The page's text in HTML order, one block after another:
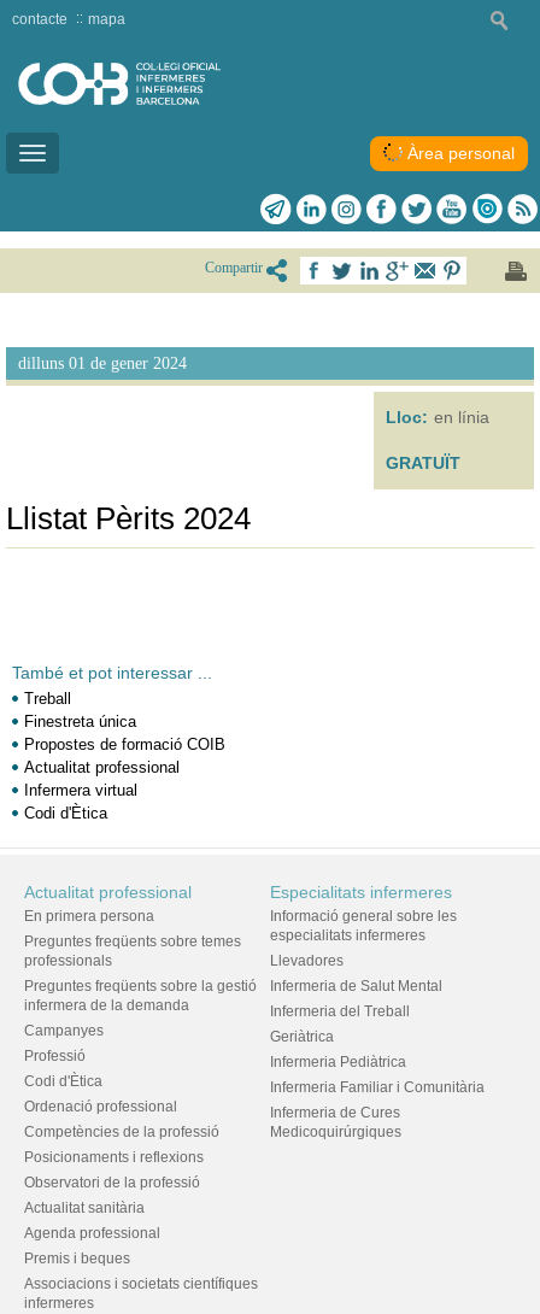
Toggle
contacte mapa
Àrea personal
Compartir
dilluns 01 de gener 2024
Lloc: en línia
GRATUÏT
Llistat Pèrits 2024
També et pot interessar ...
Treball
Finestreta única
Propostes de formació COIB
Actualitat professional
Infermera virtual
Codi d'Ètica
Actualitat professional
En primera persona
Preguntes freqüents sobre temes
professionals
Preguntes freqüents sobre la gestió
infermera de la demanda
Campanyes
Professió
Codi d'Ètica
Ordenació professional
Competències de la professió
Posicionaments i reflexions
Observatori de la professió
Actualitat sanitària
Agenda professional
Premis i beques
Associacions i societats científiques
infermeres
Especialitats infermeres
Informació general sobre les
especialitats infermeres
Llevadores
Infermeria de Salut Mental
Infermeria del Treball
Geriàtrica
Infermeria Pediàtrica
Infermeria Familiar i Comunitària
Infermeria de Cures
Medicoquirúrgiques